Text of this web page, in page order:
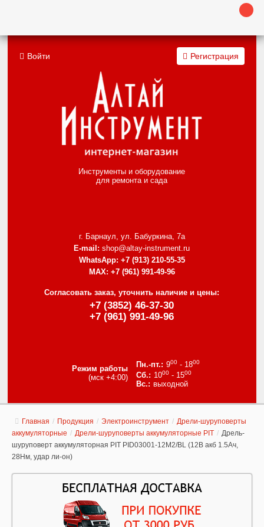
Инструменты и оборудование
для ремонта и сада
г. Барнаул, ул. Бабуркина, 7а
E-mail: shop@altay-instrument.ru
WhatsApp: +7 (913) 210-55-35
MAX: +7 (961) 991-49-96
Согласовать заказ, уточнить наличие и цены:
+7 (3852) 46-37-30
+7 (961) 991-49-96
Режим работы
(мск +4:00)
900- 1800
1000- 1500
выходной
Войти Регистрация
Главная / Продукция / Электроинструмент / Дрели-шуруповерты
аккумуляторные / Дрели-шуруповерты аккумуляторные PIT / Дрель-
шуруповерт аккумуляторная PIT PID03001-12M2/BL (12В акб 1.5Ач,
28Нм, удар ли-он)